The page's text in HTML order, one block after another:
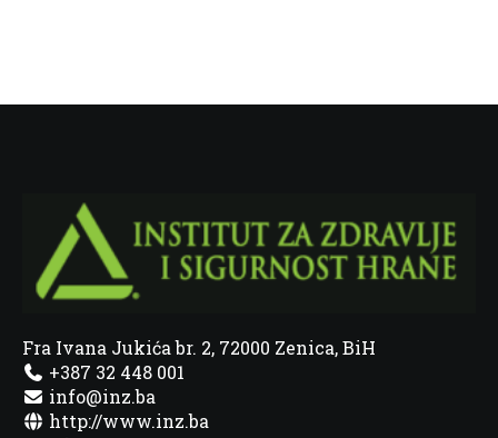
Fra Ivana Jukića br. 2, 72000 Zenica, BiH
+387 32 448 001
info@inz.ba
http://www.inz.ba